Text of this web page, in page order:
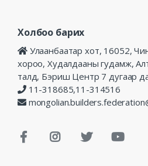
Холбоо барих
Улаанбаатар хот, 16052,
хороо, Худалдааны гудамж,
талд, Бэриш Центр 7 дугаар
11-318685,11-314516